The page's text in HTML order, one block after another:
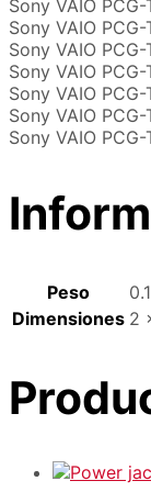
Sony VAIO
Sony VAIO
Sony VAIO
Sony VAIO PCG-
Sony VAIO
Sony VAIO
Sony VAIO
Peso
Dimensiones 2